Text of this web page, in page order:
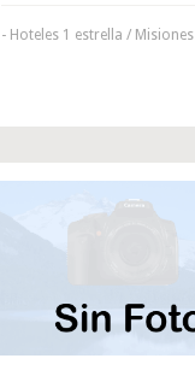
- Hoteles 1 estrella / Misiones